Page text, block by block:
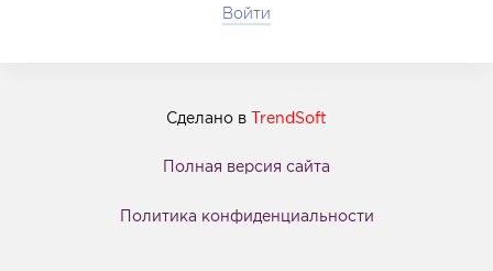
Войти
Сделано в TrendSoft
Полная версия сайта
Политика конфиденциальности